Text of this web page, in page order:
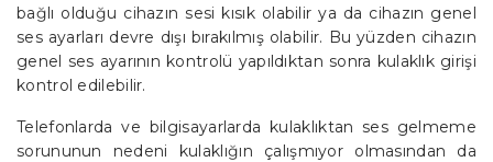
bağlı olduğu cihazın sesi kısık olabilir ya da cihazın genel
ses ayarları devre dışı bırakılmış olabilir. Bu yüzden cihazın
genel ses ayarının kontrolü yapıldıktan sonra kulaklık girişi
kontrol edilebilir.
Telefonlarda ve bilgisayarlarda kulaklıktan ses gelmeme
sorununun nedeni kulaklığın çalışmıyor olmasından da